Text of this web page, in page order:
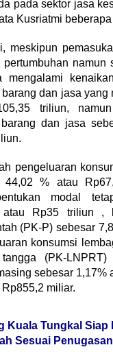
pada sektor jasa
Kusriatmi
meskipun
namun
mengalami
dan jasa yang
triliun,
dan jasa
pengeluaran
44,02 % atau
modal
atau Rp35 triliun ,
(PK-P) sebesar
konsumsi
(PK-LNPRT)
sebesar 1,17%
miliar.
Kuala Tungkal Siap
Sesuai